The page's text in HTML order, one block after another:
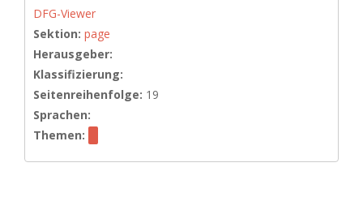
DFG-Viewer
Sektion: page
Herausgeber:
Klassifizierung:
Seitenreihenfolge: 19
Sprachen:
Themen: